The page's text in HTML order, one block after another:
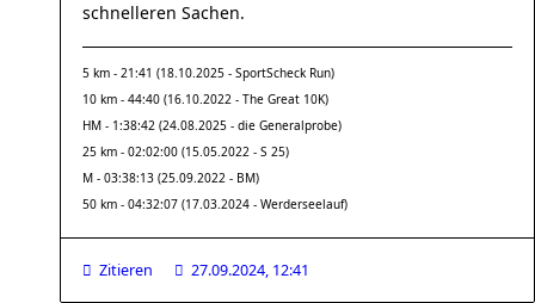
schnelleren Sachen.
5 km - 21:41 (18.10.2025 - SportScheck Run)
10 km - 44:40 (16.10.2022 - The Great 10K)
HM - 1:38:42 (24.08.2025 - die Generalprobe)
25 km - 02:02:00 (15.05.2022 - S 25)
M - 03:38:13 (25.09.2022 - BM)
50 km - 04:32:07 (17.03.2024 - Werderseelauf)
Zitieren 27.09.2024, 12:41